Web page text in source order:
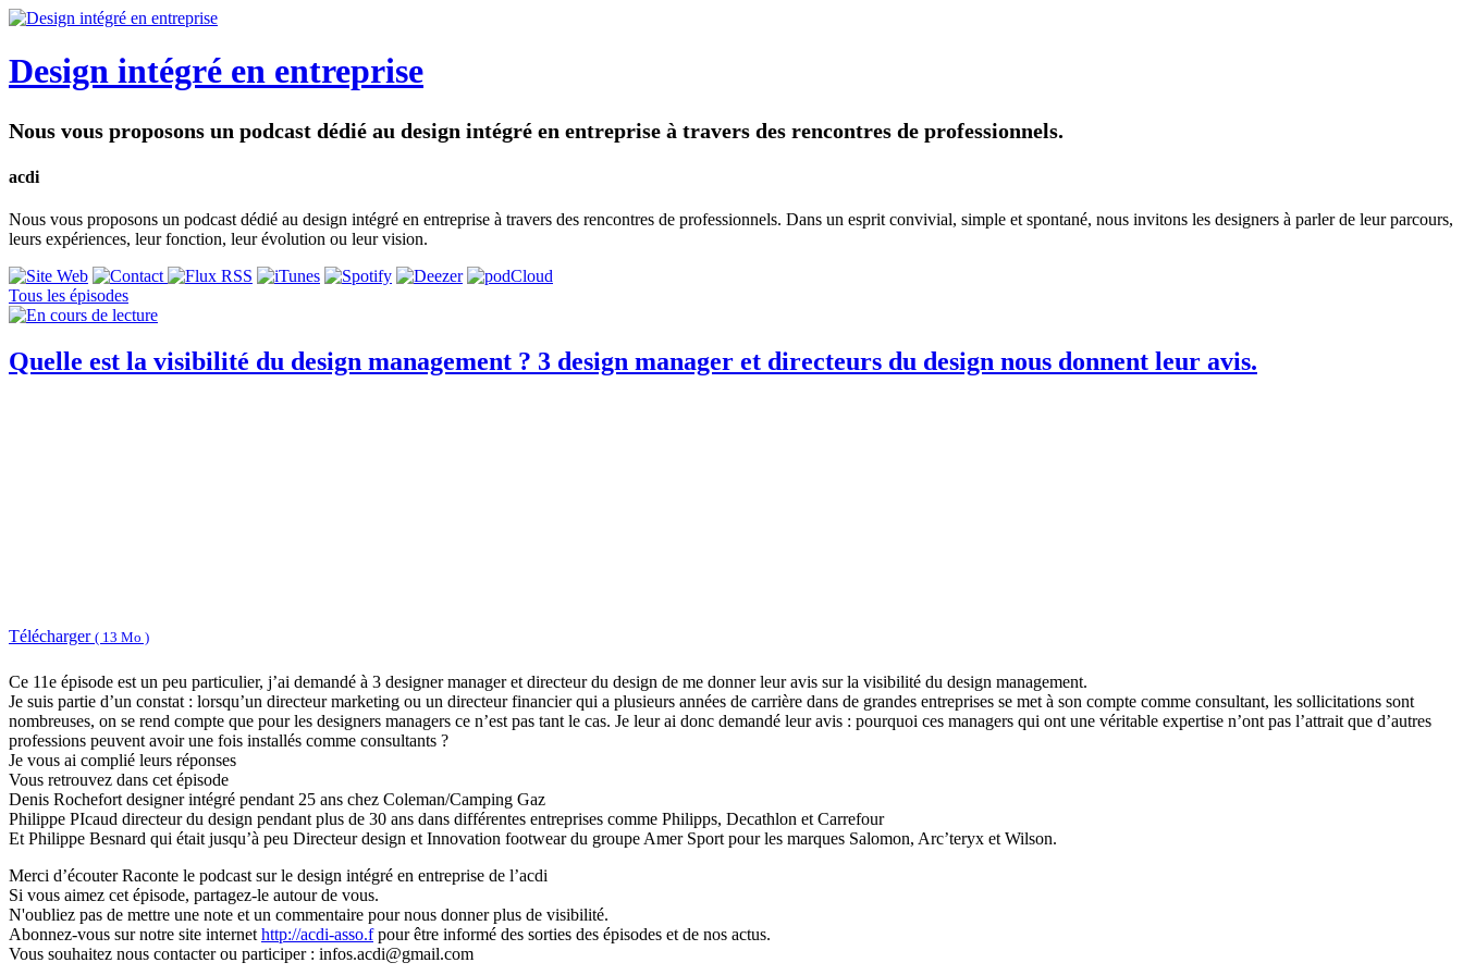
Design intégré en entreprise
Nous vous proposons un podcast dédié au design intégré en entreprise à travers des rencontres de professionnels.
acdi
Nous vous proposons un podcast dédié au design intégré en entreprise à travers des rencontres de professionnels. Dans un esprit convivial, simple et spontané, nous invitons les designers à parler de leur parcours,
leurs expériences, leur fonction, leur évolution ou leur vision.
Tous les épisodes
Quelle est la visibilité du design management ? 3 design manager et directeurs du design nous donnent leur avis.
Télécharger ( 13 Mo )
Ce 11e épisode est un peu particulier, j’ai demandé à 3 designer manager et directeur du design de me donner leur avis sur la visibilité du design management.
Je suis partie d’un constat : lorsqu’un directeur marketing ou un directeur financier qui a plusieurs années de carrière dans de grandes entreprises se met à son compte comme consultant, les sollicitations sont
nombreuses, on se rend compte que pour les designers managers ce n’est pas tant le cas. Je leur ai donc demandé leur avis : pourquoi ces managers qui ont une véritable expertise n’ont pas l’attrait que d’autres
professions peuvent avoir une fois installés comme consultants ?
Je vous ai complié leurs réponses
Vous retrouvez dans cet épisode
Denis Rochefort designer intégré pendant 25 ans chez Coleman/Camping Gaz
Philippe PIcaud directeur du design pendant plus de 30 ans dans différentes entreprises comme Philipps, Decathlon et Carrefour
Et Philippe Besnard qui était jusqu’à peu Directeur design et Innovation footwear du groupe Amer Sport pour les marques Salomon, Arc’teryx et Wilson.
Merci d’écouter Raconte le podcast sur le design intégré en entreprise de l’acdi
Si vous aimez cet épisode, partagez-le autour de vous.
N'oubliez pas de mettre une note et un commentaire pour nous donner plus de visibilité.
Abonnez-vous sur notre site internet http://acdi-asso.fpour être informé des sorties des épisodes et de nos actus.
Vous souhaitez nous contacter ou participer : infos.acdi@gmail.com